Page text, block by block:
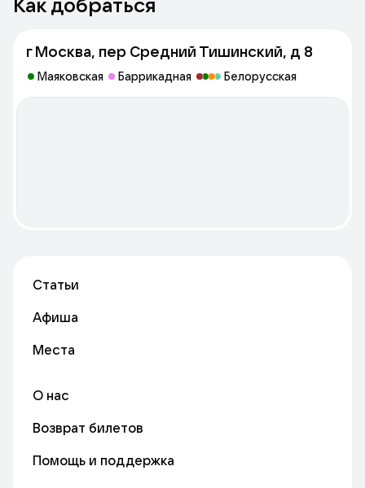
Как добраться
г Москва, пер Средний Тишинский, д 8
Маяковская Баррикадная Белорусская
Статьи
Афиша
Места
О нас
Возврат билетов
Помощь и поддержка